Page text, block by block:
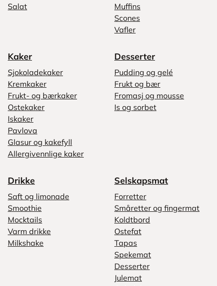
Salat
Muffins
Scones
Vafler
Kaker
Sjokoladekaker
Kremkaker
Frukt- og bærkaker
Ostekaker
Iskaker
Pavlova
Glasur og kakefyll
Allergivennlige kaker
Desserter
Pudding og gelé
Frukt og bær
Fromasj og mousse
Is og sorbet
Drikke
Saft og limonade
Smoothie
Mocktails
Varm drikke
Milkshake
Selskapsmat
Forretter
Småretter og fingermat
Koldtbord
Ostefat
Tapas
Spekemat
Desserter
Julemat